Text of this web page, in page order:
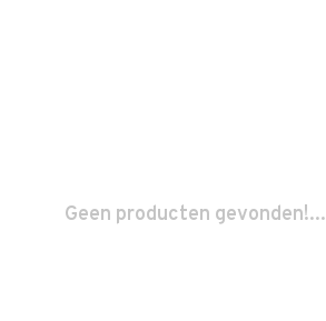
Geen producten gevonden!...